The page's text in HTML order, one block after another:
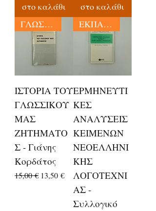
στο καλάθι
στο καλάθι
ΓΛΩΣΣΟΛΟΓΙΑ
ΙΣΤΟΡΙΑ ΤΟΥ
ΓΛΩΣΣΙΚΟΥ
ΜΑΣ
ΖΗΤΗΜΑΤΟ
Σ - Γιάνης
Κορδάτος
Κανονική τιμή
15,00 € Τιμή Έκπτωσης
13,50 €
ΕΚΠΑΙΔΕΥΣΗ
ΕΡΜΗΝΕΥΤΙ
ΚΕΣ
ΑΝΑΛΥΣΕΙΣ
ΚΕΙΜΕΝΩΝ
ΝΕΟΕΛΛΗΝΙ
ΚΗΣ
ΛΟΓΟΤΕΧΝΙ
ΑΣ -
Συλλογικό